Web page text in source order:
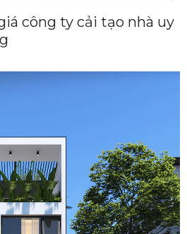
công ty cải tạo nhà uy